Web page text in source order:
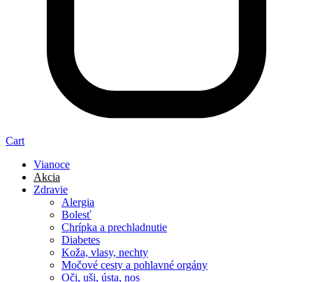
Cart
Vianoce
Akcia
Zdravie
Alergia
Bolesť
Chrípka a prechladnutie
Diabetes
Koža, vlasy, nechty
Močové cesty a pohlavné orgány
Oči, uši, ústa, nos